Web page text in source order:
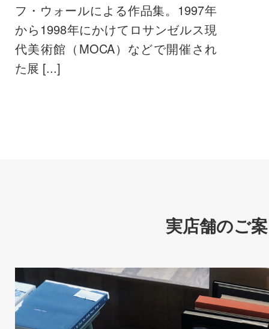
フ・ウォールによる作品集。1997年
から1998年にかけてロサンゼルス現
代美術館（MOCA）などで開催され
た展 [...]
実店舗のご